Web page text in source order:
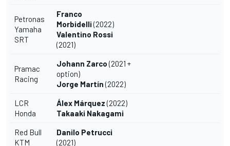
Petronas
Yamaha
SRT
Franco
Morbidelli(2022)
Valentino Rossi
(2021)
Pramac
Racing
Johann Zarco(2021 +
option)
Jorge Martín(2022)
LCR
Honda
Álex Márquez(2022)
Takaaki Nakagami
Red Bull
KTM
Danilo Petrucci
(2021)